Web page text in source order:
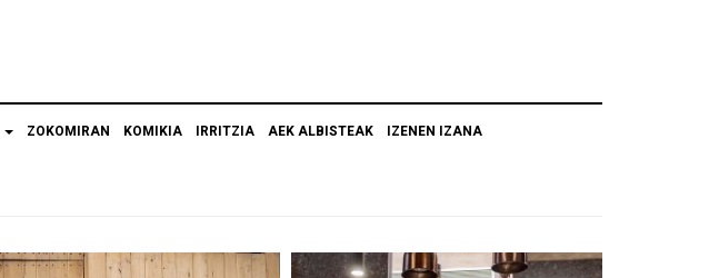
ZOKOMIRAN KOMIKIA IRRITZIA AEK ALBISTEAK IZENEN IZANA